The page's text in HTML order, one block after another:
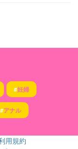
#妊婦
#アナル
用規約